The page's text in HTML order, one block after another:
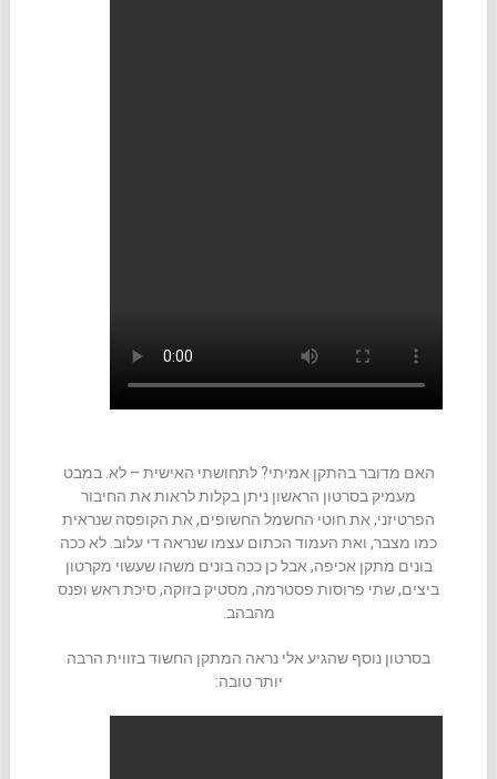
האם מדובר בהתקן אמיתי? לתחושתי האישית – לא. במבט
מעמיק בסרטון הראשון ניתן בקלות לראות את החיבור
הפרטיזני, את חוטי החשמל החשופים, את הקופסה שנראית
כמו מצבר, ואת העמוד הכתום עצמו שנראה די עלוב. לא ככה
בונים מתקן אכיפה, אבל כן ככה בונים משהו שעשוי מקרטון
ביצים, שתי פרוסות פסטרמה, מסטיק בזוקה, סיכת ראש ופנס
מהבהב.
בסרטון נוסף שהגיע אלי נראה המתקן החשוד בזווית הרבה
יותר טובה: